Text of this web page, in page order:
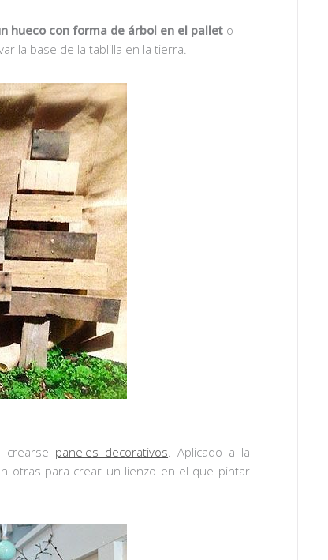
hueco con forma de árbol en el pallet o
la base de la tablilla en la tierra.
crearse paneles decorativos . Aplicado a la
otras para crear un lienzo en el que pintar